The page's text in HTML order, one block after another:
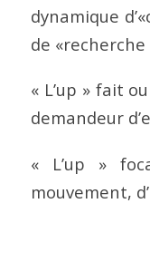
dynamique
de «recherche
« L’up » fait
demandeur
« L’up »
mouvement,